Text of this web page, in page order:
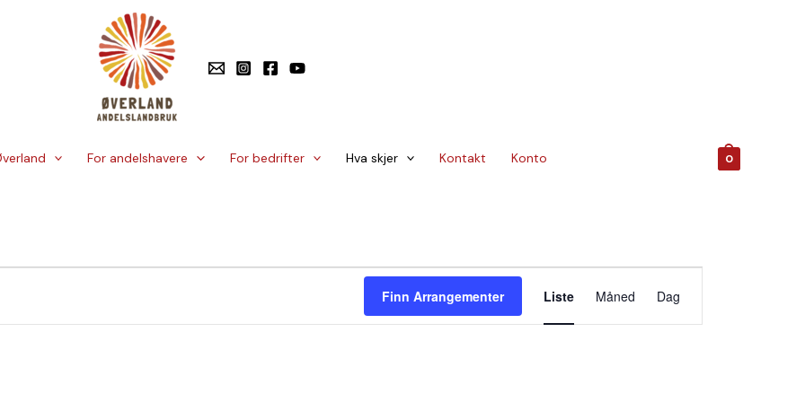
For andelshavere For bedrifter Hva skjer Kontakt Konto 0
Finn Arrangementer
Views
Liste Måned Dag